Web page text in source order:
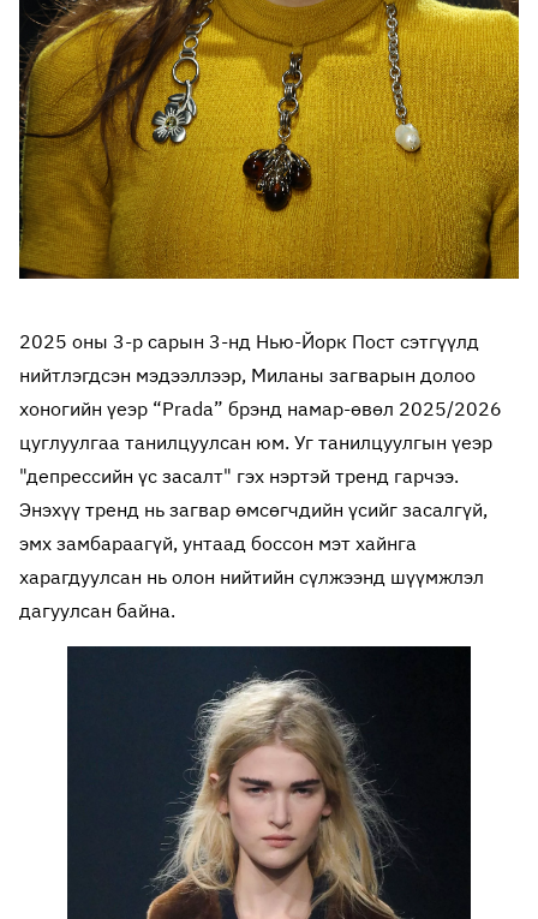
2025 оны 3-р сарын 3-нд Нью-Йорк Пост сэтгүүлд
нийтлэгдсэн мэдээллээр, Миланы загварын долоо
хоногийн үеэр “Prada” брэнд намар-өвөл 2025/2026
цуглуулгаа танилцуулсан юм. Уг танилцуулгын үеэр
"депрессийн үс засалт" гэх нэртэй тренд гарчээ.
Энэхүү тренд нь загвар өмсөгчдийн үсийг засалгүй,
эмх замбараагүй, унтаад боссон мэт хайнга
харагдуулсан нь олон нийтийн сүлжээнд шүүмжлэл
дагуулсан байна.